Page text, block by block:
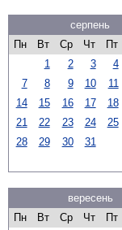
серпень
Пн
Вт Ср Чт Пт
1
2 3 4
7
8 9 10 11
14
15 16 17 18
21
22 23 24 25
28
29 30 31
вересень
Пн
Вт Ср Чт Пт